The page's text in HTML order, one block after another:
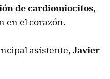
de cardiomiocitos,
en el corazón.
asistente, Javier